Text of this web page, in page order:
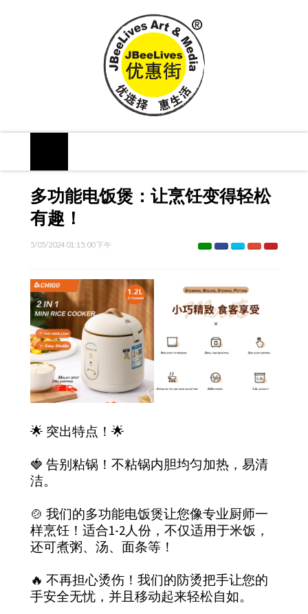
多功能电饭煲：让烹饪变得轻松
有趣！
5/05/2024 01:15:00 下午
🌟 突出特点！🌟
🍓 告别粘锅！不粘锅内胆均匀加热，易清
洁。
🍲 我们的多功能电饭煲让您像专业厨师一
样烹饪！适合1-2人份，不仅适用于米饭，
还可煮粥、汤、面条等！
🔥 不再担心烫伤！我们的防烫把手让您的
手安全无忧，并且移动起来轻松自如。